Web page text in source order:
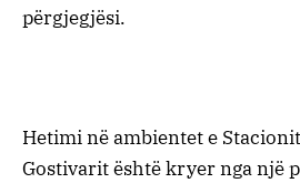
përgjegjësi.
Hetimi në ambientet e
Gostivarit është kryer nga një